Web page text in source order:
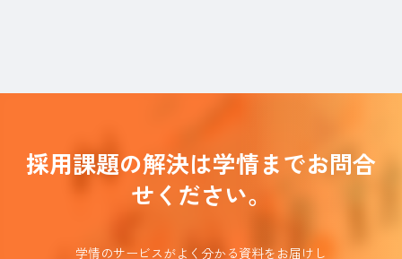
採用課題の解決は学情までお問合
せください。
学情のサービスがよく分かる資料をお届けし